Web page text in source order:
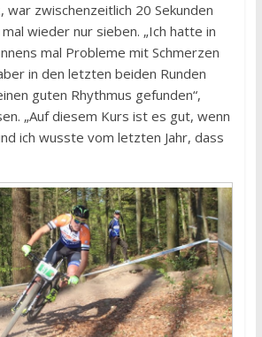
war zwischenzeitlich 20 Sekunden
wieder nur sieben. „Ich hatte in
mal Probleme mit Schmerzen
in den letzten beiden Runden
guten Rhythmus gefunden“,
„Auf diesem Kurs ist es gut, wenn
ich wusste vom letzten Jahr, dass